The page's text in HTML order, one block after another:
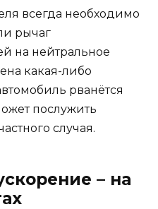
всегда необходимо
рычаг
на нейтральное
какая-либо
рванётся
послужить
случая.
– на